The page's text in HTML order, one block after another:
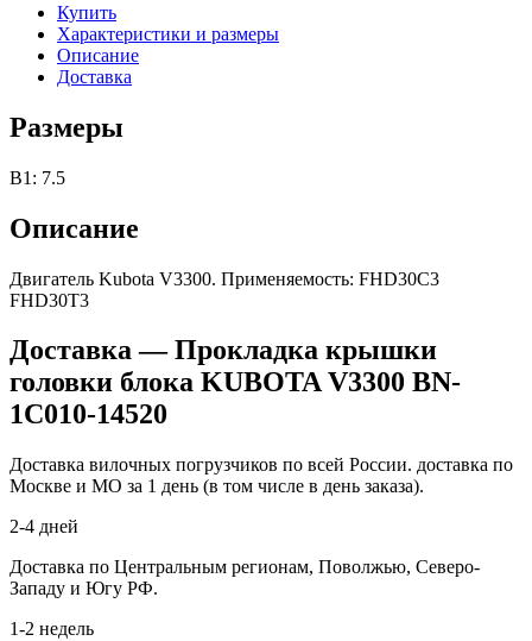
Купить
Характеристики и размеры
Описание
Доставка
Размеры
B1: 7.5
Описание
Двигатель Kubota V3300. Применяемость: FHD30C3
FHD30T3
Доставка — Прокладка крышки
головки блока KUBOTA V3300 BN-
1C010-14520
Доставка вилочных погрузчиков по всей России. доставка по
Москве и МО за 1 день (в том числе в день заказа).
2-4 дней
Доставка по Центральным регионам, Поволжью, Северо-
Западу и Югу РФ.
1-2 недель